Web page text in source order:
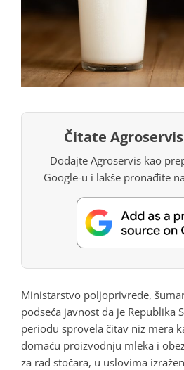
Čitate
Dodajte Agroservis kao
Google-u i lakše pronađite
Ministarstvo poljoprivrede,
podseća javnost da je Republika
periodu sprovela čitav niz mera
domaću proizvodnju mleka i
za rad stočara, u uslovima